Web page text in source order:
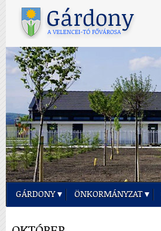
GÁRDONY ÖNKORMÁNYZAT